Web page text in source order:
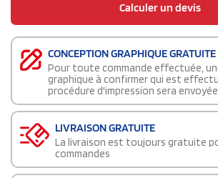
Calculer un devis
CONCEPTION GRAPHIQUE GRATUITE
Pour toute commande effectuée,
graphique à confirmer qui est
procédure d'impression sera
LIVRAISON GRATUITE
La livraison est toujours gratuite
commandes